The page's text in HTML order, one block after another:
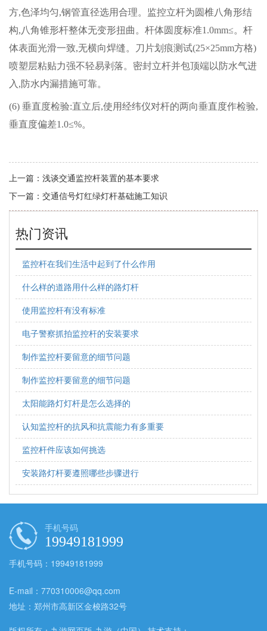
方,色泽均匀,钢管直径选用合理。监控立杆为圆椎八角形结
构,八角锥形杆整体无变形扭曲。杆体圆度标准1.0mm≤。杆
体表面光滑一致,无横向焊缝。刀片划痕测试(25×25mm方格)
喷塑层粘贴力强不轻易剥落。密封立杆并包顶端以防水气进
入,防水内漏措施可靠。
(6) 垂直度检验:直立后,使用经纬仪对杆的两向垂直度作检验,
垂直度偏差1.0≤%。
上一篇： 浅谈交通监控杆装置的基本要求
下一篇： 交通信号灯红绿灯杆基础施工知识
热门资讯
监控杆在我们生活中起到了什么作用
什么样的道路用什么样的路灯杆
使用监控杆有没有标准
电子警察抓拍监控杆的安装要求
制作监控杆要留意的细节问题
制作监控杆要留意的细节问题
太阳能路灯灯杆是怎么选择的
认知监控杆的抗风和抗震能力有多重要
监控杆件应该如何挑选
安装路灯杆要遵照哪些步骤进行
手机号码
19949181999
手机号码：19949181999
E-mail：770310006@qq.com
地址：郑州市高新区金梭路32号